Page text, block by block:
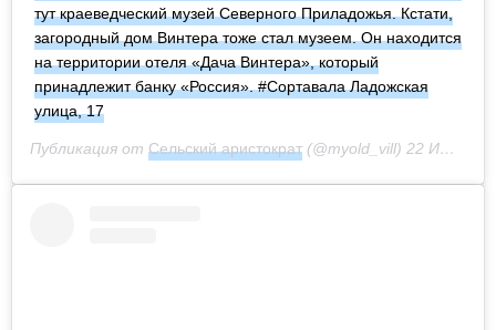
тут краеведческий музей Северного Приладожья. Кстати,
загородный дом Винтера тоже стал музеем. Он находится
на территории отеля «Дача Винтера», который
принадлежит банку «Россия». #Сортавала Ладожская
улица, 17
Публикация от Сельский аристократ (@myold_vill) 22 Июл 2020 в 11:57 PDT